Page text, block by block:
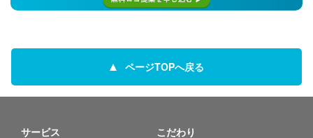
ページTOPへ戻る
サービス こだわり